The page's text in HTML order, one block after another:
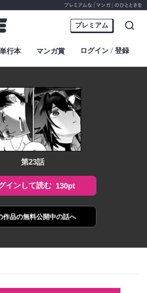
Garden Comic Online
マンガ」のひとときを
更新！
プレミアム
単行本 マンガ賞 ログイン ・
登録
検索
第23話
インして読む 130pt
作品の無料公開中の話へ